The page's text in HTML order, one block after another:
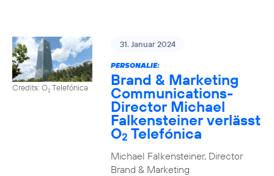
Credits: O2Telefónica
31. Januar 2024
PERSONALIE:
Brand & Marketing
Communications-
Director Michael
Falkensteiner verlässt
O2 Telefónica
Michael Falkensteiner, Director
Brand & Marketing